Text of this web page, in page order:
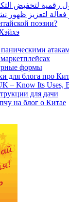
لتخفيض
فعالة لتعزيز
поэзии?
формы
для блога про
– Know Its Uses,
для дачи
на блог о Китае